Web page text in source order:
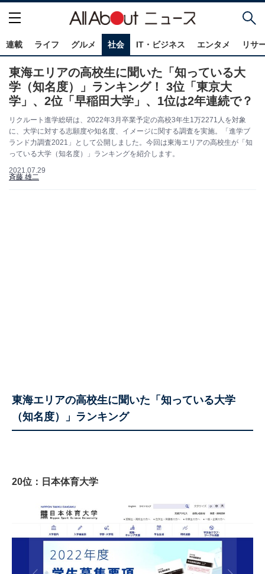
連載 ライフ グルメ 社会 IT・ビジネス エンタメ リサ
東海エリアの高校生に聞いた「知っている大
学（知名度）」ランキング！ 3位「東京大
学」、2位「早稲田大学」、1位は2年連続で？
リクルート進学総研は、2022年3月卒業予定の高校3年生1万2271人を対象
に、大学に対する志願度や知名度、イメージに関する調査を実施。「進学ブ
ランド力調査2021」として公開しました。今回は東海エリアの高校生が「知
っている大学（知名度）」ランキングを紹介します。
2021.07.29
斉藤 雄二
東海エリアの高校生に聞いた「知っている大学
（知名度）」ランキング
20位：日本体育大学